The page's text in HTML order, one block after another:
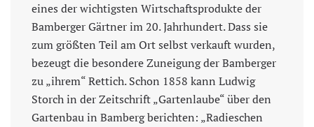
eines der wichtigsten Wirtschaftsprodukte der
Bamberger Gärtner im 20. Jahrhundert. Dass sie
zum größten Teil am Ort selbst verkauft wurden,
bezeugt die besondere Zuneigung der Bamberger
zu „ihrem“ Rettich. Schon 1858 kann Ludwig
Storch in der Zeitschrift „Gartenlaube“ über den
Gartenbau in Bamberg berichten: „Radieschen